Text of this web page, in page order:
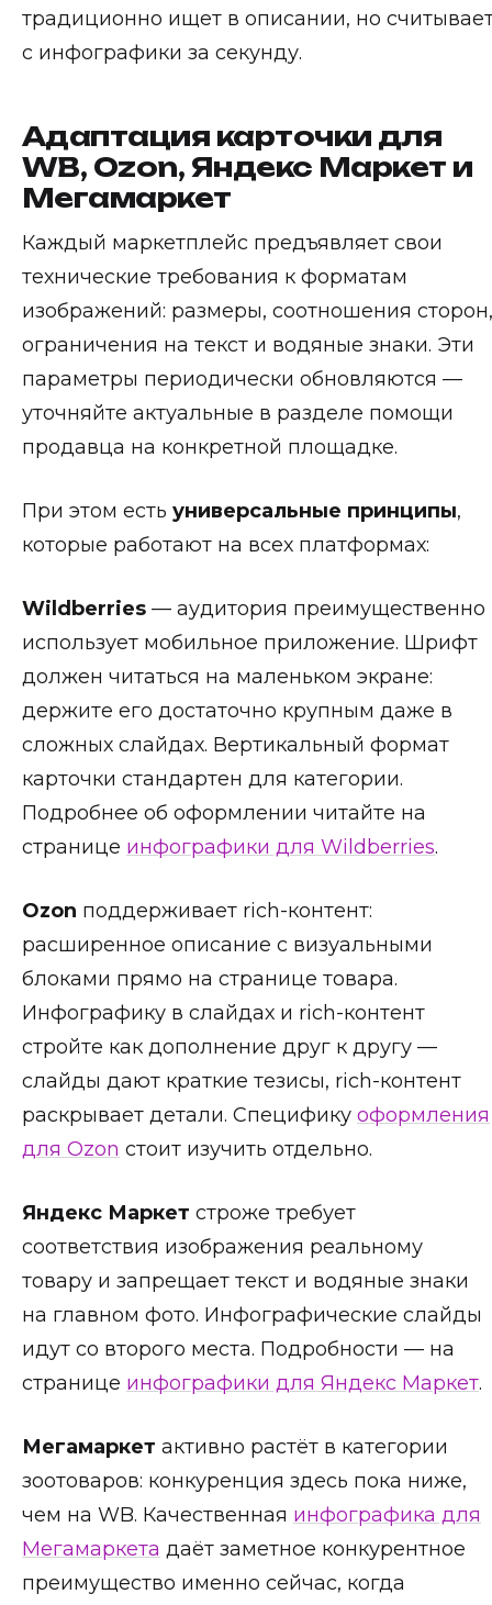
традиционно ищет в описании, но
с инфографики за секунду.
Адаптация карточки для
WB, Ozon, Яндекс Маркет и
Мегамаркет
Каждый маркетплейс предъявляет свои
технические требования к форматам
изображений: размеры, соотношения сторон,
ограничения на текст и водяные знаки. Эти
параметры периодически обновляются —
уточняйте актуальные в разделе помощи
продавца на конкретной площадке.
При этом есть универсальные принципы,
которые работают на всех платформах:
Wildberries — аудитория преимущественно
использует мобильное приложение. Шрифт
должен читаться на маленьком экране:
держите его достаточно крупным даже в
сложных слайдах. Вертикальный формат
карточки стандартен для категории.
Подробнее об оформлении читайте на
странице инфографики для Wildberries.
Ozon поддерживает rich-контент:
расширенное описание с визуальными
блоками прямо на странице товара.
Инфографику в слайдах и rich-контент
стройте как дополнение друг к другу —
слайды дают краткие тезисы, rich-контент
раскрывает детали. Специфику оформления
для Ozon стоит изучить отдельно.
Яндекс Маркет строже требует
соответствия изображения реальному
товару и запрещает текст и водяные знаки
на главном фото. Инфографические слайды
идут со второго места. Подробности — на
странице инфографики для Яндекс Маркет.
Мегамаркет активно растёт в категории
зоотоваров: конкуренция здесь пока ниже,
чем на WB. Качественная инфографика для
Мегамаркета даёт заметное конкурентное
преимущество именно сейчас, когда